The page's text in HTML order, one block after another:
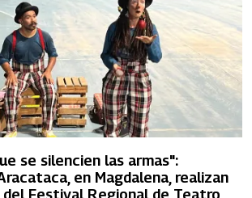
se silencien las armas":
en Magdalena, realizan
Festival Regional de Teatro